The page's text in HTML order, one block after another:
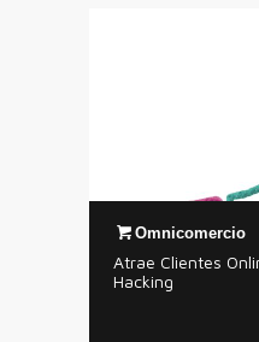
Omnicomercio
Atrae Clientes
Hacking